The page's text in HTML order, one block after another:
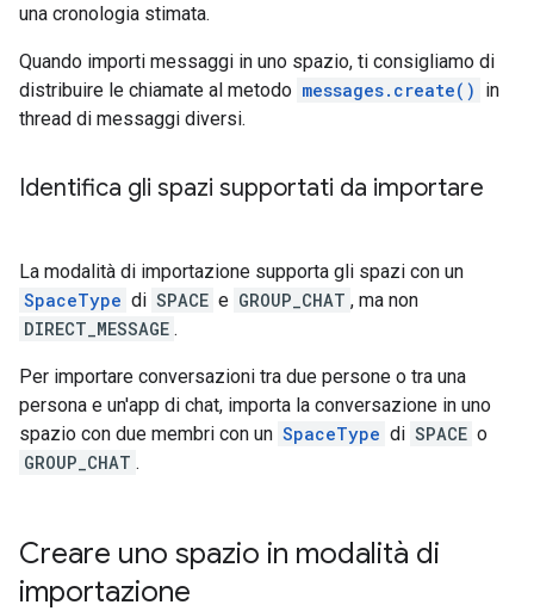
una cronologia stimata.
Quando importi messaggi in uno spazio, ti consigliamo di
distribuire le chiamate al metodo messages.create() in
thread di messaggi diversi.
Identifica gli spazi supportati da importare
La modalità di importazione supporta gli spazi con un
SpaceType di SPACE e GROUP_CHAT , ma non
DIRECT_MESSAGE .
Per importare conversazioni tra due persone o tra una
persona e un'app di chat, importa la conversazione in uno
spazio con due membri con un SpaceType di SPACE o
GROUP_CHAT .
Creare uno spazio in modalità di
importazione